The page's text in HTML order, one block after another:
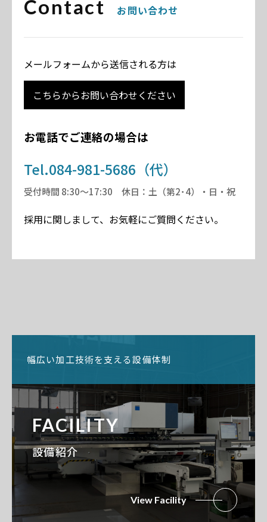
Contact お問い合わせ
メールフォームから送信される方は
こちらからお問い合わせください
お電話でご連絡の場合は
Tel.084-981-5686（代）
受付時間 8:30～17:30 休日：土（第2･4）・日・祝
採用に関しまして、お気軽にご質問ください。
幅広い加工技術を支える設備体制
FACILITY
設備紹介
View Facility